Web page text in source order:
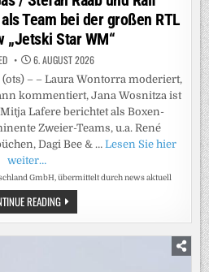
Team bei der großen RTL
„Jetski Star WM“
6. AUGUST 2026
– – Laura Wontorra moderiert,
kommentiert, Jana Wosnitza ist
Lafere berichtet als Boxen-
Zweier-Teams, u.a. René
Dagi Bee & … Lesen Sie hier
weiter…
GmbH, übermittelt durch news aktuell
READINGIMMER
HART
AM